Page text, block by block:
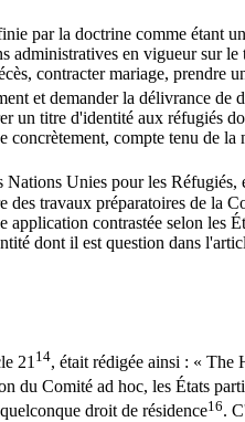
par la doctrine comme étant
en vigueur sur
contracter mariage, prendre
et demander la délivrance de
titre d'identité aux réfugiés
compte tenu de
Unies pour les
travaux préparatoires de la
contrastée selon les
dont il est question dans
21 14, était rédigée ainsi : « The
du Comité ad hoc, les États
droit de résidence16.